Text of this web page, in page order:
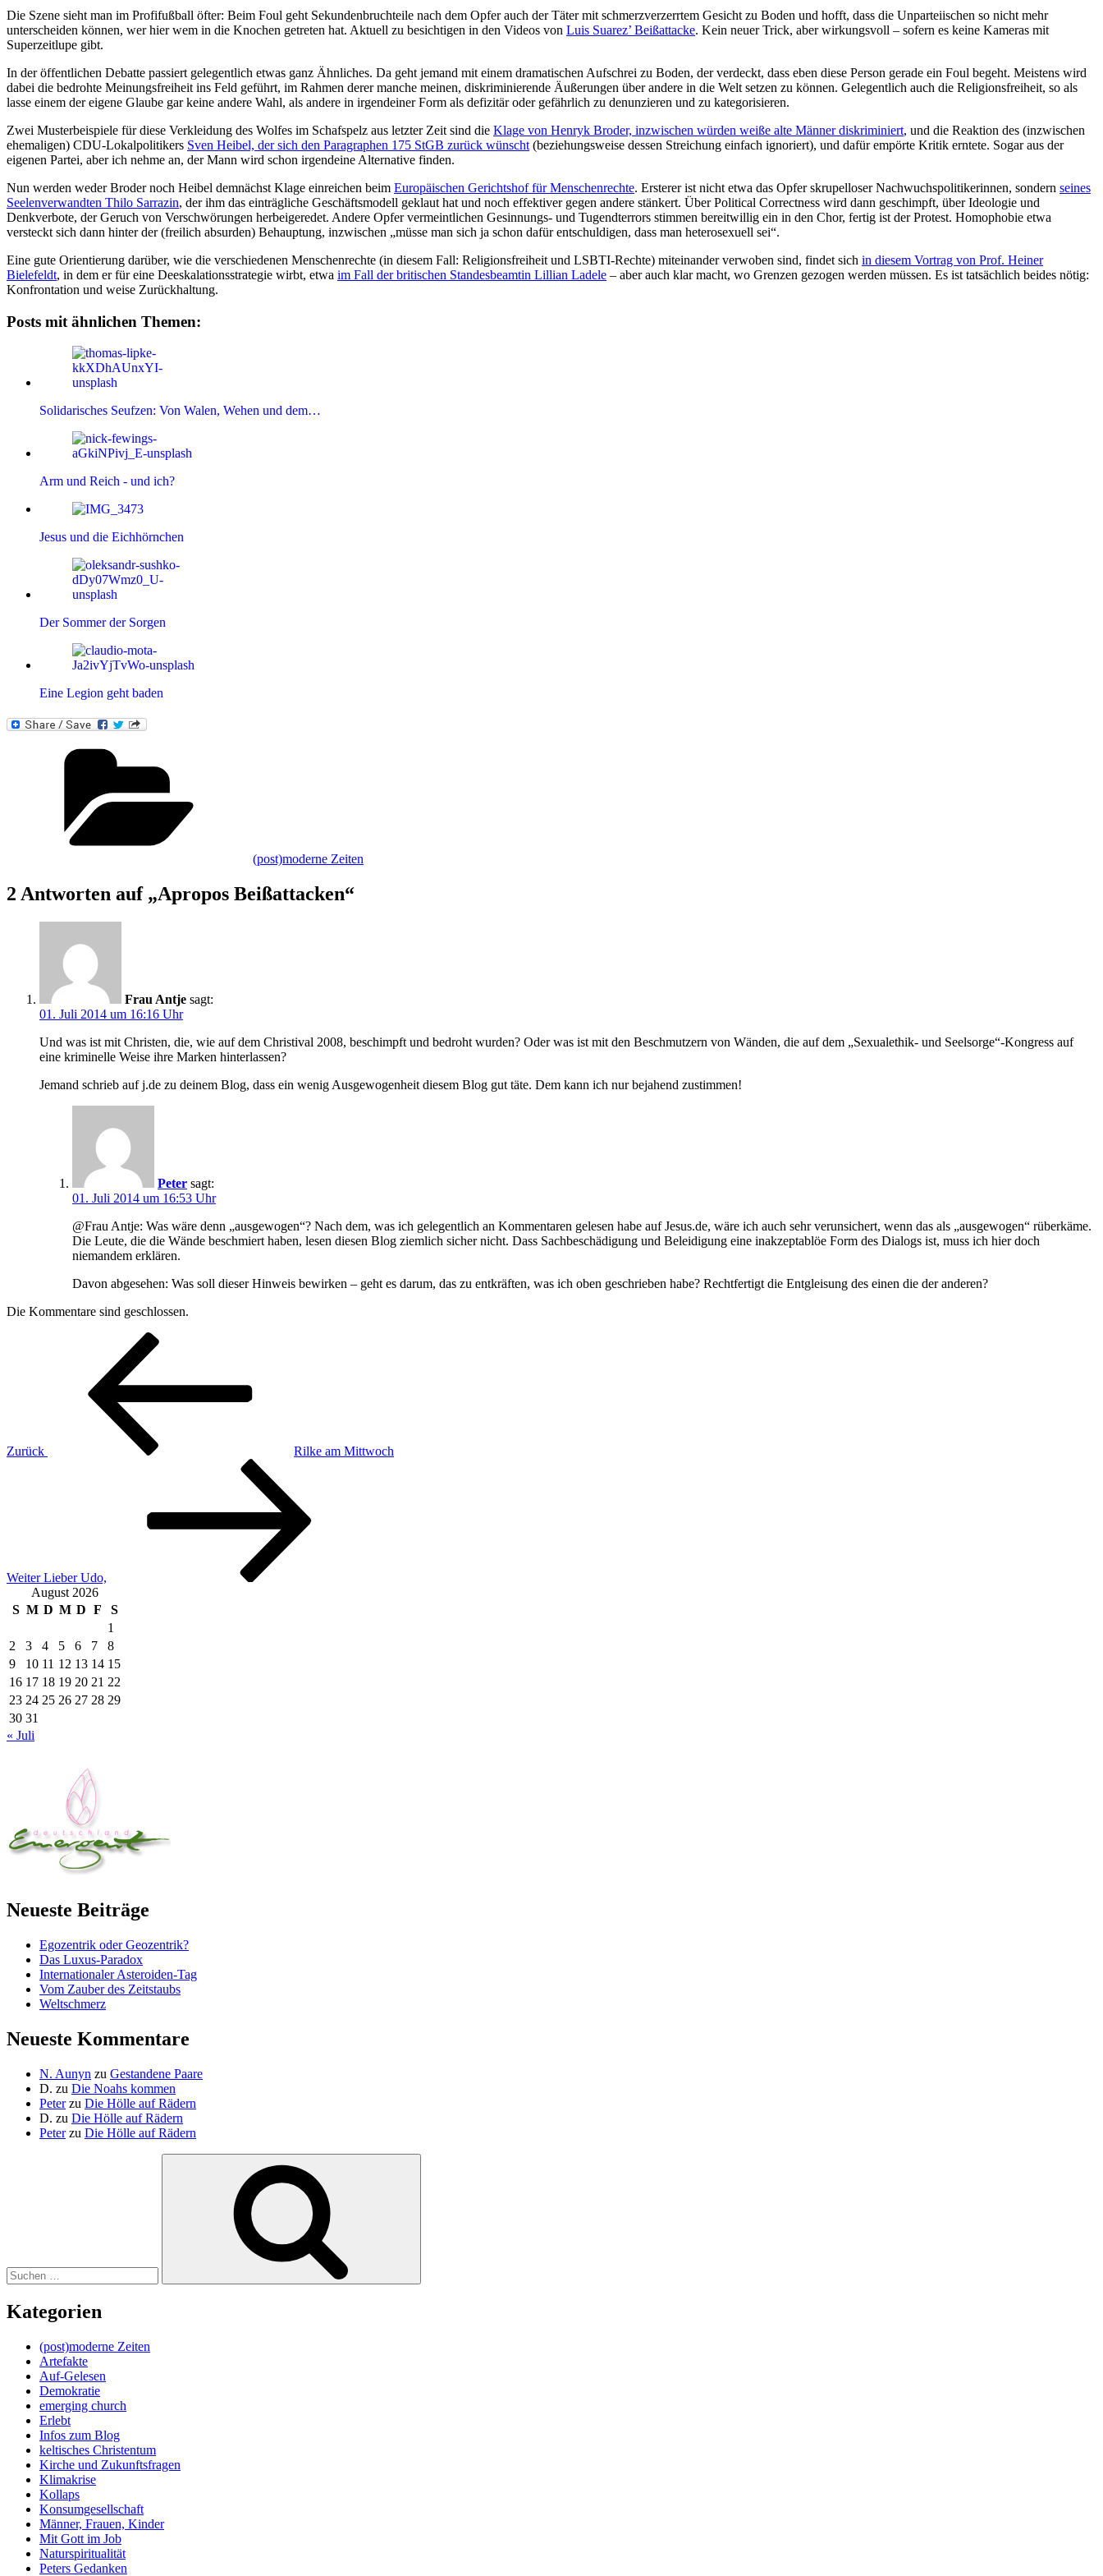
Die Szene sieht man im Profifußball öfter: Beim Foul geht Sekundenbruchteile nach dem Opfer auch der Täter mit schmerzverzerrtem Gesicht zu Boden und hofft, dass die Unparteiischen so nicht mehr
unterscheiden können, wer hier wem in die Knochen getreten hat. Aktuell zu besichtigen in den Videos von Luis Suarez’ Beißattacke. Kein neuer Trick, aber wirkungsvoll – sofern es keine Kameras mit
Superzeitlupe gibt.
In der öffentlichen Debatte passiert gelegentlich etwas ganz Ähnliches. Da geht jemand mit einem dramatischen Aufschrei zu Boden, der verdeckt, dass eben diese Person gerade ein Foul begeht. Meistens wird
dabei die bedrohte Meinungsfreiheit ins Feld geführt, im Rahmen derer manche meinen, diskriminierende Äußerungen über andere in die Welt setzen zu können. Gelegentlich auch die Religionsfreiheit, so als
lasse einem der eigene Glaube gar keine andere Wahl, als andere in irgendeiner Form als defizitär oder gefährlich zu denunzieren und zu kategorisieren.
Zwei Musterbeispiele für diese Verkleidung des Wolfes im Schafspelz aus letzter Zeit sind die Klage von Henryk Broder, inzwischen würden weiße alte Männer diskriminiert, und die Reaktion des (inzwischen
ehemaligen) CDU-Lokalpolitikers Sven Heibel, der sich den Paragraphen 175 StGB zurück wünscht (beziehungsweise dessen Streichung einfach ignoriert), und dafür empörte Kritik erntete. Sogar aus der
eigenen Partei, aber ich nehme an, der Mann wird schon irgendeine Alternative finden.
Nun werden weder Broder noch Heibel demnächst Klage einreichen beim Europäischen Gerichtshof für Menschenrechte. Ersterer ist nicht etwa das Opfer skrupelloser Nachwuchspolitikerinnen, sondern seines
Seelenverwandten Thilo Sarrazin, der ihm das einträgliche Geschäftsmodell geklaut hat und noch effektiver gegen andere stänkert. Über Political Correctness wird dann geschimpft, über Ideologie und
Denkverbote, der Geruch von Verschwörungen herbeigeredet. Andere Opfer vermeintlichen Gesinnungs- und Tugendterrors stimmen bereitwillig ein in den Chor, fertig ist der Protest. Homophobie etwa
versteckt sich dann hinter der (freilich absurden) Behauptung, inzwischen „müsse man sich ja schon dafür entschuldigen, dass man heterosexuell sei“.
Eine gute Orientierung darüber, wie die verschiedenen Menschenrechte (in diesem Fall: Religionsfreiheit und LSBTI-Rechte) miteinander verwoben sind, findet sich in diesem Vortrag von Prof. Heiner
Bielefeldt, in dem er für eine Deeskalationsstrategie wirbt, etwa im Fall der britischen Standesbeamtin Lillian Ladele – aber auch klar macht, wo Grenzen gezogen werden müssen. Es ist tatsächlich beides nötig:
Konfrontation und weise Zurückhaltung.
Posts mit ähnlichen Themen:
Solidarisches Seufzen: Von Walen, Wehen und dem…
Arm und Reich - und ich?
Jesus und die Eichhörnchen
Der Sommer der Sorgen
Eine Legion geht baden
(post)moderne Zeiten
2 Antworten auf „Apropos Beißattacken“
Frau Antje sagt:
01. Juli 2014 um 16:16 Uhr
Und was ist mit Christen, die, wie auf dem Christival 2008, beschimpft und bedroht wurden? Oder was ist mit den Beschmutzern von Wänden, die auf dem „Sexualethik- und Seelsorge“-Kongress auf
eine kriminelle Weise ihre Marken hinterlassen?
Jemand schrieb auf j.de zu deinem Blog, dass ein wenig Ausgewogenheit diesem Blog gut täte. Dem kann ich nur bejahend zustimmen!
Peter sagt:
01. Juli 2014 um 16:53 Uhr
@Frau Antje: Was wäre denn „ausgewogen“? Nach dem, was ich gelegentlich an Kommentaren gelesen habe auf Jesus.de, wäre ich auch sehr verunsichert, wenn das als „ausgewogen“ rüberkäme.
Die Leute, die die Wände beschmiert haben, lesen diesen Blog ziemlich sicher nicht. Dass Sachbeschädigung und Beleidigung eine inakzeptablöe Form des Dialogs ist, muss ich hier doch
niemandem erklären.
Davon abgesehen: Was soll dieser Hinweis bewirken – geht es darum, das zu entkräften, was ich oben geschrieben habe? Rechtfertigt die Entgleisung des einen die der anderen?
Die Kommentare sind geschlossen.
Beitragsnavigation
Zurück
Rilke am Mittwoch
Weiter Lieber Udo,
August 2026
S M D M D F
S
1
2
3 4 5 6 7
8
9
10 11 12 13 14 15
16 17 18 19 20 21 22
23 24 25 26 27 28 29
30 31
« Juli
Neueste Beiträge
Egozentrik oder Geozentrik?
Das Luxus-Paradox
Internationaler Asteroiden-Tag
Vom Zauber des Zeitstaubs
Weltschmerz
Neueste Kommentare
N. Aunyn zu Gestandene Paare
D. zu Die Noahs kommen
Peterzu Die Hölle auf Rädern
D. zu Die Hölle auf Rädern
Peterzu Die Hölle auf Rädern
Kategorien
(post)moderne Zeiten
Artefakte
Auf-Gelesen
Demokratie
emerging church
Erlebt
Infos zum Blog
keltisches Christentum
Kirche und Zukunftsfragen
Klimakrise
Kollaps
Konsumgesellschaft
Männer, Frauen, Kinder
Mit Gott im Job
Naturspiritualität
Peters Gedanken